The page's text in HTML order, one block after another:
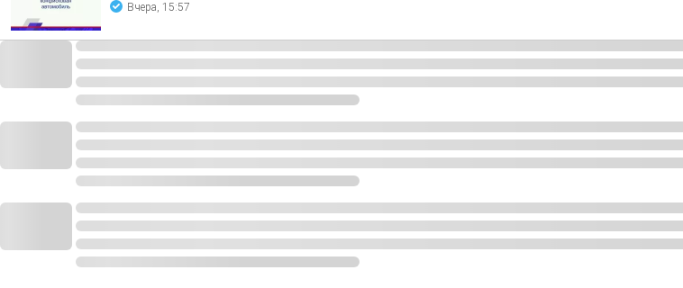
Вчера, 15:57